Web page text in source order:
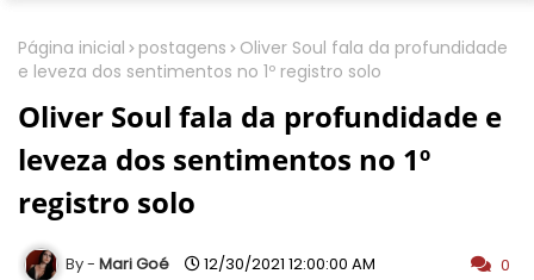
Página inicial postagens
Oliver Soul fala da profundidade
e leveza dos sentimentos no 1º registro solo
Oliver Soul fala da profundidade e
leveza dos sentimentos no 1º
registro solo
Mari Goé 12/30/2021 12:00:00 AM 0